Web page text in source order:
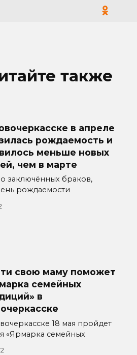
также
в апреле
рождаемость и
меньше новых
чем в марте
заключённых браков,
рождаемости
свою маму поможет
семейных
в
18 мая пройдет
«Ярмарка семейных